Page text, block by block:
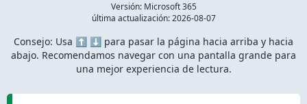
Versión: Microsoft 365
última actualización:2026-08-07
Consejo: Usa ⬆️ ⬇️ para pasar la página hacia arriba y hacia
abajo. Recomendamos navegar con una pantalla grande para
una mejor experiencia de lectura.